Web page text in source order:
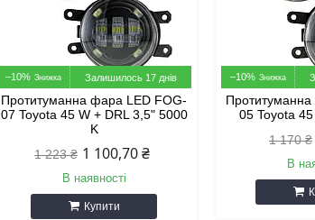
–10% Залишилось 17 днів
Протитуманна фара LED FOG-
07 Toyota 45 W + DRL 3,5" 5000
K
1 223 ₴ 1 100,70 ₴
В наявності
Купити
–10%
05 Toyota
1 170 ₴
В